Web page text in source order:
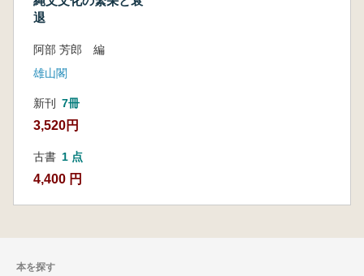
退
阿部 芳郎 編
雄山閣
新刊 7冊
3,520円
古書 1 点
4,400 円
本を探す